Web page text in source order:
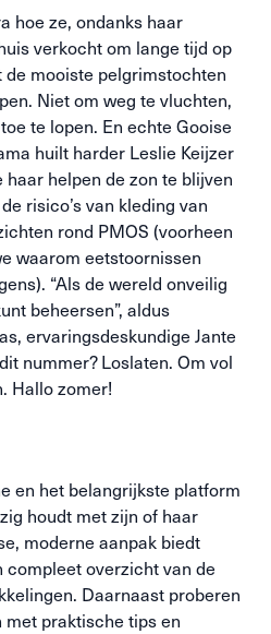
hoe ze, ondanks haar
verkocht om lange tijd op
mooiste pelgrimstochten
Niet om weg te vluchten,
te lopen. En echte Gooise
huilt harder Leslie Keijzer
helpen de zon te blijven
risico’s van kleding van
rond PMOS (voorheen
waarom eetstoornissen
“Als de wereld onveilig
beheersen”, aldus
ervaringsdeskundige Jante
nummer? Loslaten. Om vol
Hallo zomer!
en het belangrijkste platform
houdt met zijn of haar
moderne aanpak biedt
compleet overzicht van de
Daarnaast proberen
praktische tips en